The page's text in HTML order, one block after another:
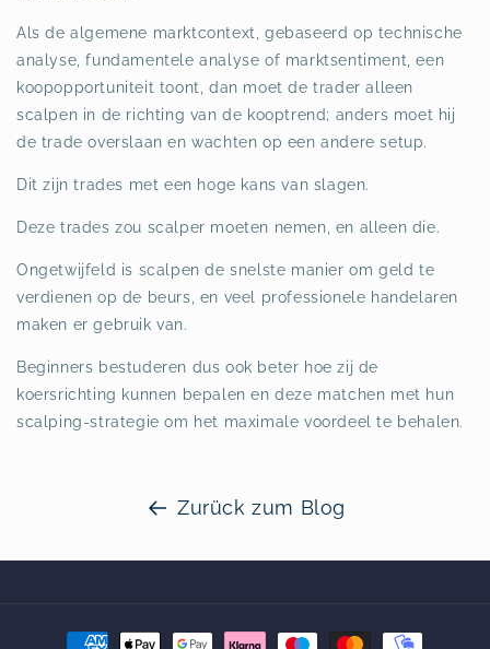
Als de algemene marktcontext, gebaseerd op technische
analyse, fundamentele analyse of marktsentiment, een
koopopportuniteit toont, dan moet de trader alleen
scalpen in de richting van de kooptrend; anders moet hij
de trade overslaan en wachten op een andere setup.
Dit zijn trades met een hoge kans van slagen.
Deze trades zou scalper moeten nemen, en alleen die.
Ongetwijfeld is scalpen de snelste manier om geld te
verdienen op de beurs, en veel professionele handelaren
maken er gebruik van.
Beginners bestuderen dus ook beter hoe zij de
koersrichting kunnen bepalen en deze matchen met hun
scalping-strategie om het maximale voordeel te behalen.
Zurück zum Blog
Zahlungsmethoden